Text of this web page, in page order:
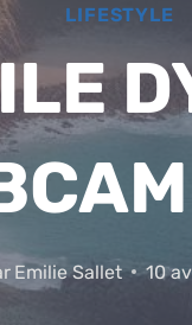
LIFESTYLE
Emilie Sallet 10